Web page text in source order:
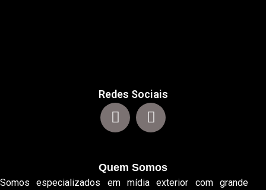
Redes Sociais
Quem Somos
Somos especializados em mídia exterior com grande